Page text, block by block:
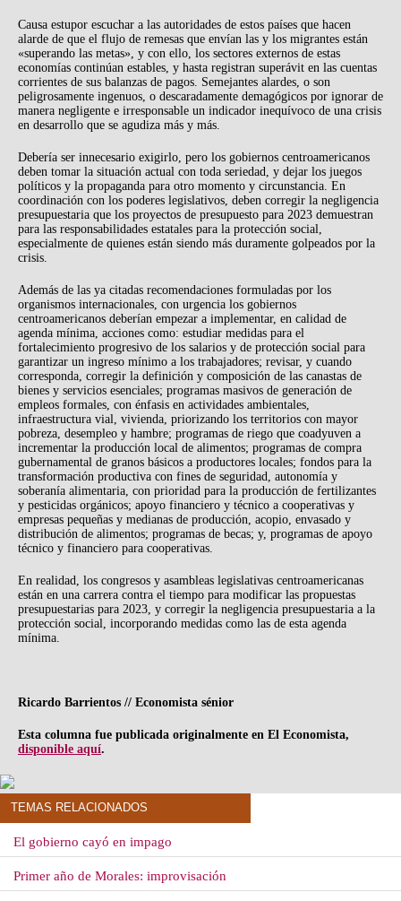
Causa estupor escuchar a las autoridades de estos países que hacen
alarde de que el flujo de remesas que envían las y los migrantes están
«superando las metas», y con ello, los sectores externos de estas
economías continúan estables, y hasta registran superávit en las cuentas
corrientes de sus balanzas de pagos. Semejantes alardes, o son
peligrosamente ingenuos, o descaradamente demagógicos por ignorar de
manera negligente e irresponsable un indicador inequívoco de una crisis
en desarrollo que se agudiza más y más.
Debería ser innecesario exigirlo, pero los gobiernos centroamericanos
deben tomar la situación actual con toda seriedad, y dejar los juegos
políticos y la propaganda para otro momento y circunstancia. En
coordinación con los poderes legislativos, deben corregir la negligencia
presupuestaria que los proyectos de presupuesto para 2023 demuestran
para las responsabilidades estatales para la protección social,
especialmente de quienes están siendo más duramente golpeados por la
crisis.
Además de las ya citadas recomendaciones formuladas por los
organismos internacionales, con urgencia los gobiernos
centroamericanos deberían empezar a implementar, en calidad de
agenda mínima, acciones como: estudiar medidas para el
fortalecimiento progresivo de los salarios y de protección social para
garantizar un ingreso mínimo a los trabajadores; revisar, y cuando
corresponda, corregir la definición y composición de las canastas de
bienes y servicios esenciales; programas masivos de generación de
empleos formales, con énfasis en actividades ambientales,
infraestructura vial, vivienda, priorizando los territorios con mayor
pobreza, desempleo y hambre; programas de riego que coadyuven a
incrementar la producción local de alimentos; programas de compra
gubernamental de granos básicos a productores locales; fondos para la
transformación productiva con fines de seguridad, autonomía y
soberanía alimentaria, con prioridad para la producción de fertilizantes
y pesticidas orgánicos; apoyo financiero y técnico a cooperativas y
empresas pequeñas y medianas de producción, acopio, envasado y
distribución de alimentos; programas de becas; y, programas de apoyo
técnico y financiero para cooperativas.
En realidad, los congresos y asambleas legislativas centroamericanas
están en una carrera contra el tiempo para modificar las propuestas
presupuestarias para 2023, y corregir la negligencia presupuestaria a la
protección social, incorporando medidas como las de esta agenda
mínima.
Ricardo Barrientos // Economista sénior
Esta columna fue publicada originalmente en El Economista,
disponible aquí.
TEMAS RELACIONADOS
El gobierno cayó en impago
Primer año de Morales: improvisación